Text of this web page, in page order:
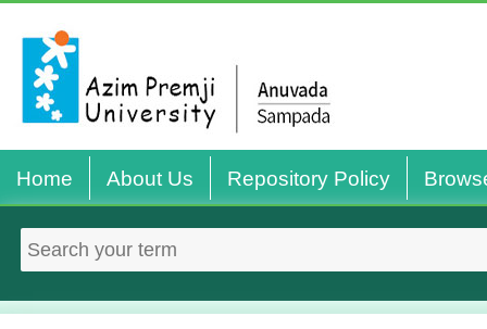
Home About Us Repository Policy